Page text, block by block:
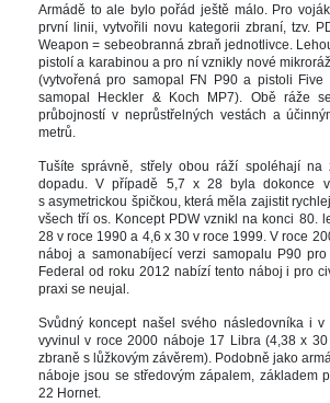
Armádě to ale bylo pořád ještě málo. Pro
první linii, vytvořili novu kategorii zbraní, tzv.
Weapon = sebeobranná zbraň jednotlivce.
pistolí a karabinou a pro ní vznikly nové
(vytvořená pro samopal FN P90 a pistoli
amopal Heckler & Koch MP7). Obě ráže
průbojností v neprůstřelných vestách a
metrů.
Tušíte správně, střely obou ráží spoléhají na
dopadu. V případě 5,7 x 28 byla dokonce
asymetrickou špičkou, která měla zajistit
všech tří os. Koncept PDW vznikl na konci 80.
28 v roce 1990 a 4,6 x 30 v roce 1999. V roce
náboj a samonabíjecí verzi samopalu P90
Federal od roku 2012 nabízí tento náboj i pro
praxi se neujal.
Svůdný koncept našel svého následovníka i
vyvinul v roce 2000 náboje 17 Libra (4,38 x
zbraně s lůžkovým závěrem). Podobně jako
náboje jsou se středovým zápalem, základem
22 Hornet.